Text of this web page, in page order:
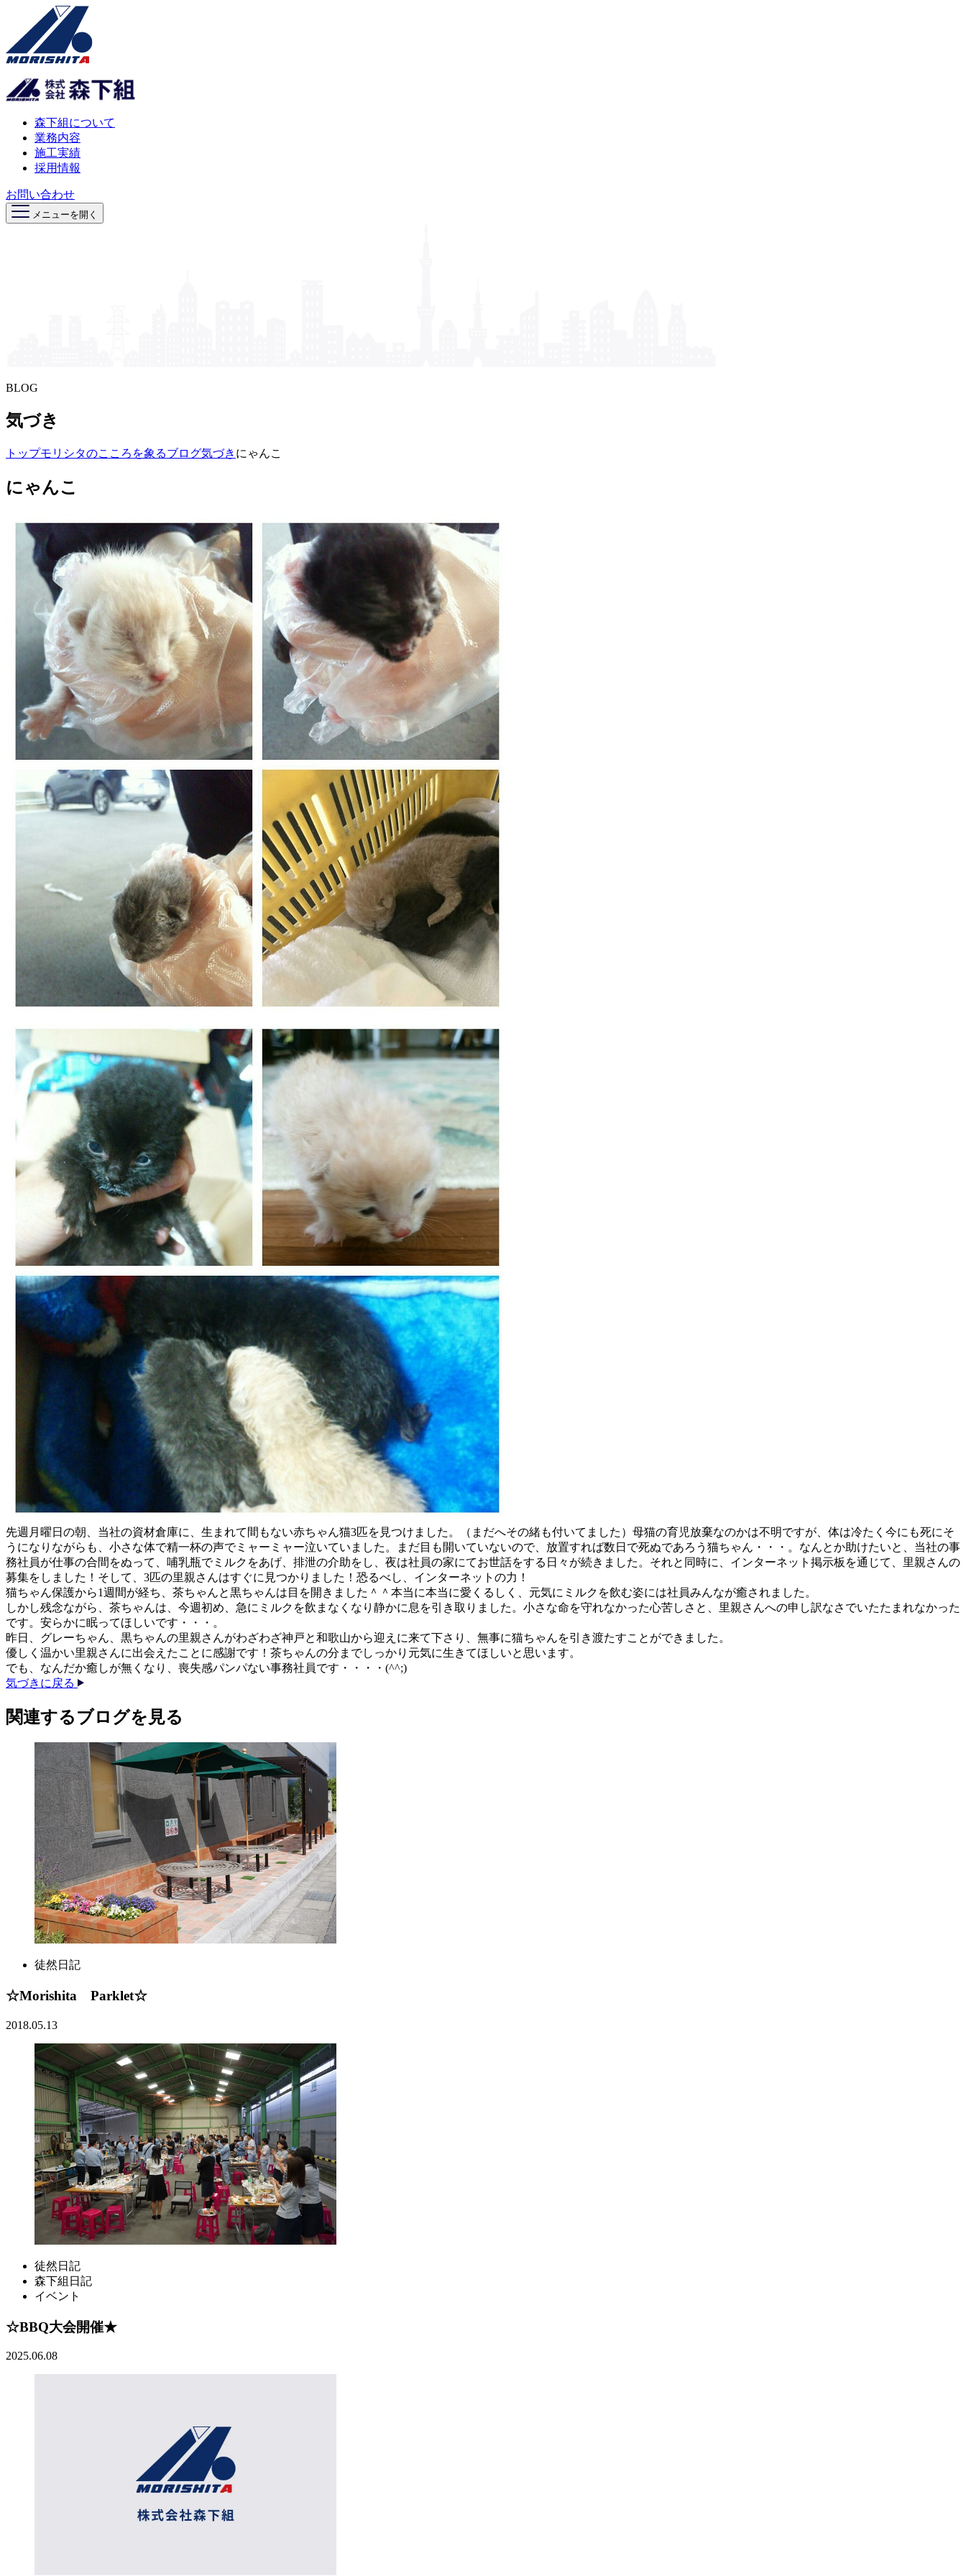
森下組について
業務内容
施工実績
採用情報
お問い合わせ
メニューを開く
BLOG
気づき
トップモリシタの​こころを​象る​ブログ気づき にゃんこ
にゃんこ
先週月曜日の朝、当社の資材倉庫に、生まれて間もない赤ちゃん猫3匹を見つけました。（まだへその緒も付いてました）母猫の育児放棄なのかは不明ですが、体は冷たく今にも死にそ
うになりながらも、小さな体で精一杯の声でミャーミャー泣いていました。まだ目も開いていないので、放置すれば数日で死ぬであろう猫ちゃん・・・。なんとか助けたいと、当社の事
務社員が仕事の合間をぬって、哺乳瓶でミルクをあげ、排泄の介助をし、夜は社員の家にてお世話をする日々が続きました。それと同時に、インターネット掲示板を通じて、里親さんの
募集をしました！そして、3匹の里親さんはすぐに見つかりました！恐るべし、インターネットの力！
猫ちゃん保護から1週間が経ち、茶ちゃんと黒ちゃんは目を開きました＾＾本当に本当に愛くるしく、元気にミルクを飲む姿には社員みんなが癒されました。
しかし残念ながら、茶ちゃんは、今週初め、急にミルクを飲まなくなり静かに息を引き取りました。小さな命を守れなかった心苦しさと、里親さんへの申し訳なさでいたたまれなかった
です。安らかに眠ってほしいです・・・。
昨日、グレーちゃん、黒ちゃんの里親さんがわざわざ神戸と和歌山から迎えに来て下さり、無事に猫ちゃんを引き渡たすことができました。
優しく温かい里親さんに出会えたことに感謝です！茶ちゃんの分までしっかり元気に生きてほしいと思います。
でも、なんだか癒しが無くなり、喪失感パンパない事務社員です・・・・(^^;)
気づきに戻る
関連する​ブログを​見る​
徒然日記
☆Morishita Parklet☆
2018.05.13
徒然日記
森下組日記
イベント
☆BBQ大会開催★
2025.06.08